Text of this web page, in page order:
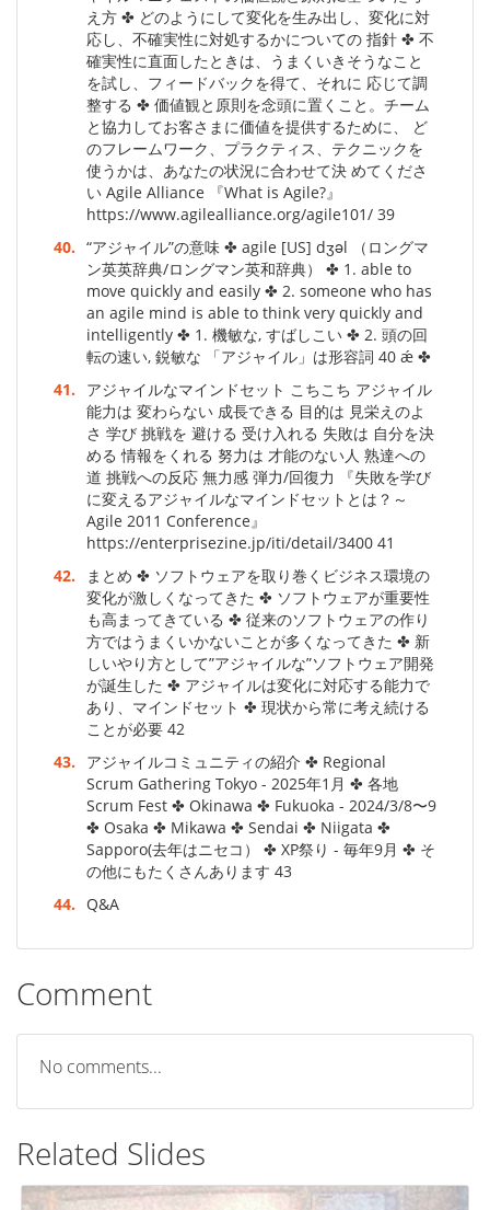
え方 ✤ どのようにして変化を生み出し、変化に対
応し、不確実性に対処するかについての 指針 ✤ 不
確実性に直面したときは、うまくいきそうなこと
を試し、フィードバックを得て、それに 応じて調
整する ✤ 価値観と原則を念頭に置くこと。チーム
と協力してお客さまに価値を提供するために、 ど
のフレームワーク、プラクティス、テクニックを
使うかは、あなたの状況に合わせて決 めてくださ
い Agile Alliance 『What is Agile?』
https://www.agilealliance.org/agile101/ 39
40. “アジャイル”の意味 ✤ agile [US] dʒəl （ロングマ
ン英英辞典/ロングマン英和辞典） ✤ 1. able to
move quickly and easily ✤ 2. someone who has
an agile mind is able to think very quickly and
intelligently ✤ 1. 機敏な, すばしこい ✤ 2. 頭の回
転の速い, 鋭敏な 「アジャイル」は形容詞 40 ǽ ✤
41. アジャイルなマインドセット こちこち アジャイル
能力は 変わらない 成長できる 目的は 見栄えのよ
さ 学び 挑戦を 避ける 受け入れる 失敗は 自分を決
める 情報をくれる 努力は 才能のない人 熟達への
道 挑戦への反応 無力感 弾力/回復力 『失敗を学び
に変えるアジャイルなマインドセットとは？～
Agile 2011 Conference』
https://enterprisezine.jp/iti/detail/3400 41
42.
まとめ ✤ ソフトウェアを取り巻くビジネス環境の
変化が激しくなってきた ✤ ソフトウェアが重要性
も高まってきている ✤ 従来のソフトウェアの作り
方ではうまくいかないことが多くなってきた ✤ 新
しいやり方として”アジャイルな”ソフトウェア開発
が誕生した ✤ アジャイルは変化に対応する能力で
あり、マインドセット ✤ 現状から常に考え続ける
ことが必要 42
43. アジャイルコミュニティの紹介 ✤ Regional
Scrum Gathering Tokyo - 2025年1月 ✤ 各地
Scrum Fest ✤ Okinawa ✤ Fukuoka - 2024/3/8〜9
✤ Osaka ✤ Mikawa ✤ Sendai ✤ Niigata ✤
Sapporo(去年はニセコ） ✤ XP祭り - 毎年9月 ✤ そ
の他にもたくさんあります 43
44. Q&A
Comment
No comments...
Related Slides